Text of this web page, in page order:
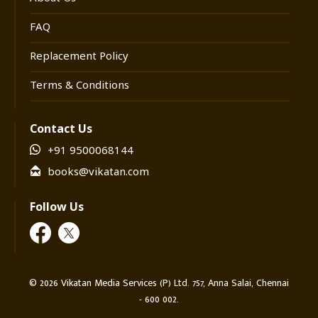
FAQ
Replacement Policy
Terms & Conditions
Contact Us
+91 9500068144
books@vikatan.com
Follow Us
© 2026 Vikatan Media Services (P) Ltd. 757, Anna Salai, Chennai
- 600 002.